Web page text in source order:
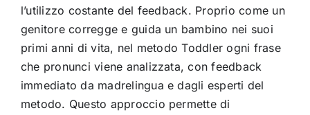
l’utilizzo costante del feedback. Proprio come un
genitore corregge e guida un bambino nei suoi
primi anni di vita, nel metodo Toddler ogni frase
che pronunci viene analizzata, con feedback
immediato da madrelingua e dagli esperti del
metodo. Questo approccio permette di